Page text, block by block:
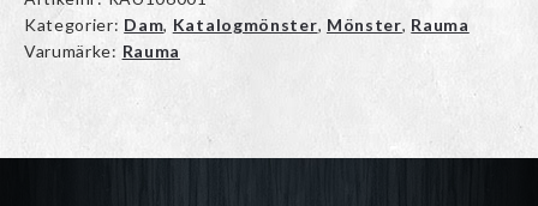
Kategorier: Dam, Katalogmönster, Mönster, Rauma
Varumärke: Rauma